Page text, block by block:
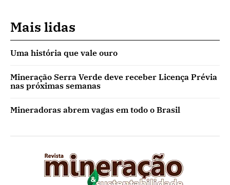
Mais lidas
Uma história que vale ouro
Mineração Serra Verde deve receber Licença Prévia
nas próximas semanas
Mineradoras abrem vagas em todo o Brasil